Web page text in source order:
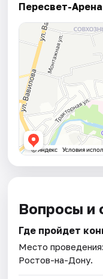
Пересвет-Арена
Вопросы и
Где пройдет
Место проведения:
Ростов-на-Дону.